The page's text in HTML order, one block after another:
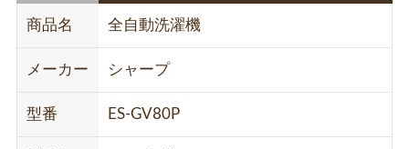
商品名 全自動洗濯機
メーカー シャープ
型番 ES-GV80P